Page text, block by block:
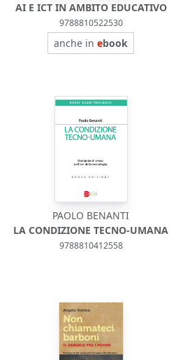
AI E ICT IN AMBITO EDUCATIVO
9788810522530
anche inebook
PAOLO BENANTI
LA CONDIZIONE TECNO-UMANA
9788810412558